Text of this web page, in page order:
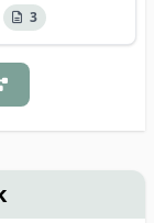
3